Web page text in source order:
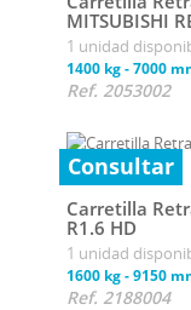
MITSUBISHI
1 unidad
1400 kg-7000
Ref. 2053002
Consultar
Carretilla
R1.6 HD
1 unidad
1600 kg-9150
Ref. 2188004